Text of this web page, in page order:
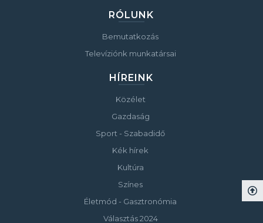
RÓLUNK
Bemutatkozás
Televíziónk munkatársai
HÍREINK
Közélet
Gazdaság
Sport - Szabadidő
Kék hírek
Kultúra
Színes
Életmód - Gasztronómia
Választás 2024